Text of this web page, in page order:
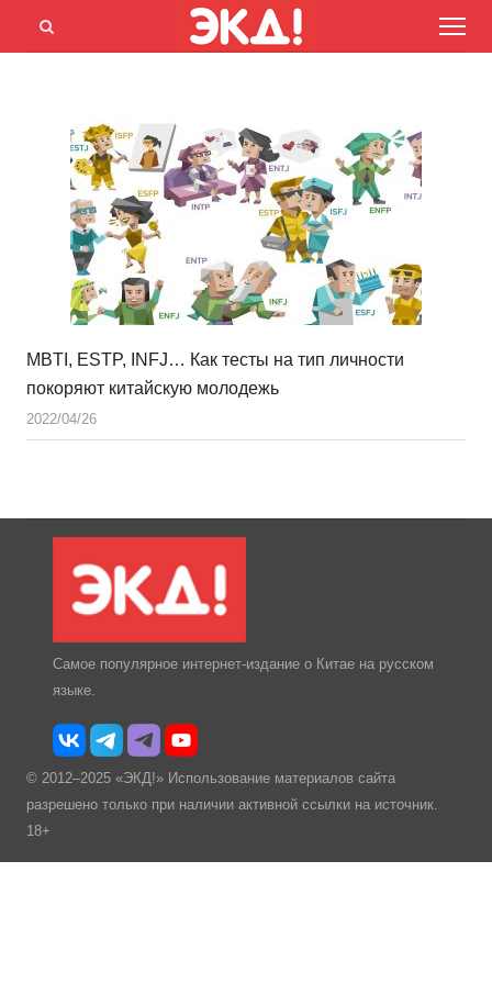
Menu
Открыть
MBTI, ESTP, INFJ… Как тесты на тип личности
покоряют китайскую молодежь
2022/04/26
Самое популярное интернет-издание о Китае на русском
языке.
© 2012–2025 «ЭКД!» Использование материалов сайта
разрешено только при наличии активной ссылки на источник.
18+